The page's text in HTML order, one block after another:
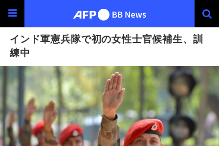
インド軍憲兵隊で初の女性士官候補生、訓
練中